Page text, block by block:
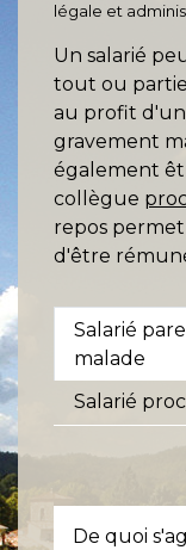
légale et
Un salarié
tout ou partie
au profit
gravement
également
collègue
repos
d'être
Salarié
malade
Salarié
De quoi